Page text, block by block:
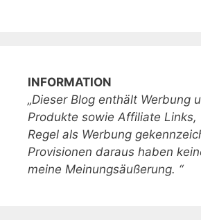
INFORMATION
„Dieser Blog enthält Werbung
Produkte sowie Affiliate Links,
Regel als Werbung
Provisionen daraus haben
meine Meinungsäußerung. “